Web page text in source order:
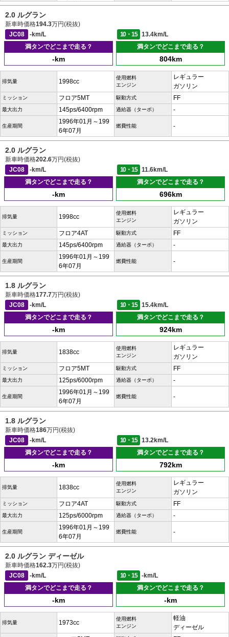
2.0 ルグラン
新車時価格194.3万円(税抜)
JC08
-km/L 10・15
13.4km/L
満タンでどこまで走る？
-km
満タンでどこまで走る？
804km
排気量 1998cc
使用燃料
エンジン
レギュラー
ガソリン
ミッション フロア5MT 駆動方式 FF
最大出力 145ps/6400rpm 過給器（ターボ） -
生産期間
1996年01月～199
6年07月
燃費性能 -
2.0 ルグラン
新車時価格202.6万円(税抜)
JC08
-km/L 10・15
11.6km/L
満タンでどこまで走る？
-km
満タンでどこまで走る？
696km
排気量 1998cc
使用燃料
エンジン
レギュラー
ガソリン
ミッション フロア4AT 駆動方式 FF
最大出力 145ps/6400rpm 過給器（ターボ） -
生産期間
1996年01月～199
6年07月
燃費性能 -
1.8 ルグラン
新車時価格177.7万円(税抜)
JC08
-km/L 10・15
15.4km/L
満タンでどこまで走る？
-km
満タンでどこまで走る？
924km
排気量 1838cc
使用燃料
エンジン
レギュラー
ガソリン
ミッション フロア5MT 駆動方式 FF
最大出力 125ps/6000rpm 過給器（ターボ） -
生産期間
1996年01月～199
6年07月
燃費性能 -
1.8 ルグラン
新車時価格186万円(税抜)
JC08
-km/L 10・15
13.2km/L
満タンでどこまで走る？
-km
満タンでどこまで走る？
792km
排気量 1838cc
使用燃料
エンジン
レギュラー
ガソリン
ミッション フロア4AT 駆動方式 FF
最大出力 125ps/6000rpm 過給器（ターボ） -
生産期間
1996年01月～199
6年07月
燃費性能 -
2.0 ルグラン ディーゼル
新車時価格162.3万円(税抜)
JC08
-km/L 10・15
-km/L
満タンでどこまで走る？
-km
満タンでどこまで走る？
-km
排気量 1973cc
使用燃料
エンジン
軽油
ディーゼル